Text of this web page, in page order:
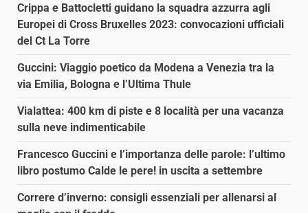
Crippa e Battocletti guidano la squadra azzurra agli
Europei di Cross Bruxelles 2023: convocazioni ufficiali
del Ct La Torre
Guccini: Viaggio poetico da Modena a Venezia tra la
via Emilia, Bologna e l’Ultima Thule
Vialattea: 400 km di piste e 8 località per una vacanza
sulla neve indimenticabile
Francesco Guccini e l’importanza delle parole: l’ultimo
libro postumo Calde le pere! in uscita a settembre
Correre d’inverno: consigli essenziali per allenarsi al